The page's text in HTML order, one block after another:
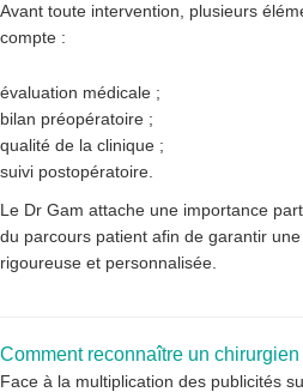
Avant toute intervention, plusieurs
compte :
évaluation médicale ;
bilan préopératoire ;
qualité de la clinique ;
suivi postopératoire.
Le Dr Gam attache une importance
du parcours patient afin de garantir
rigoureuse et personnalisée.
Comment reconnaître un
Face à la multiplication des publicités